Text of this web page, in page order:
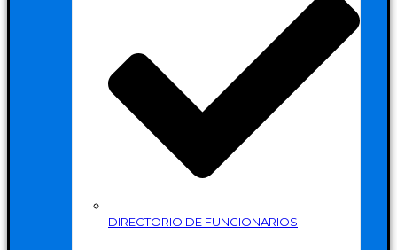
DIRECTORIO DE FUNCIONARIOS